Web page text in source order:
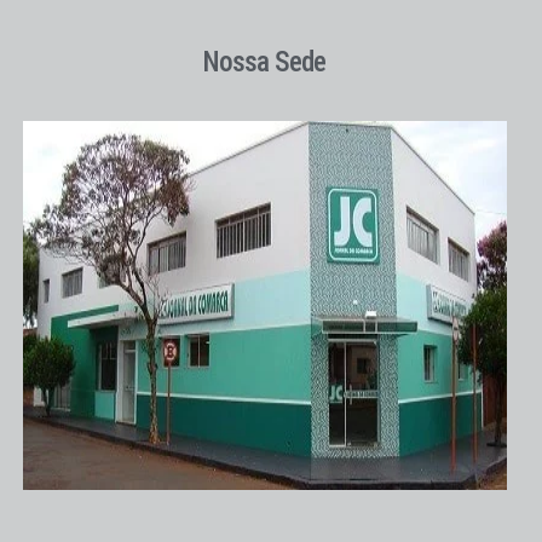
Nossa Sede